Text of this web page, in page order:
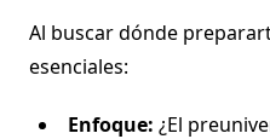
Al buscar dónde
esenciales:
Enfoque: ¿El